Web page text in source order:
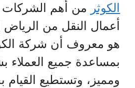
الكوثر من أهم
أعمال النقل من الرياض
هو معروف أن شركة
بمساعدة جميع العملاء
ومميز، وتستطيع القيام